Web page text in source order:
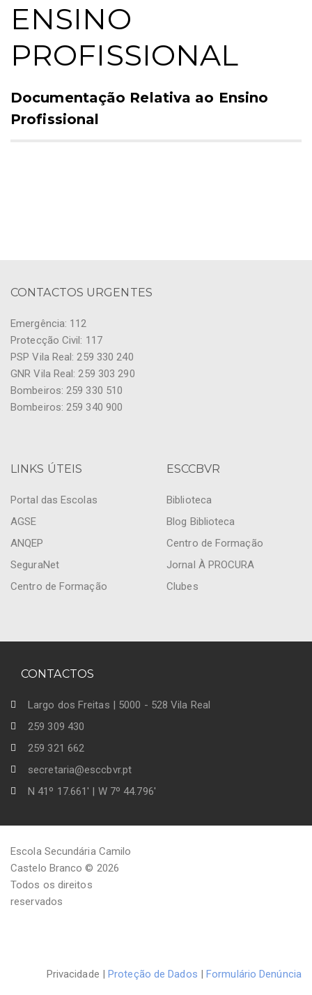
ENSINO
PROFISSIONAL
Documentação Relativa ao Ensino
Profissional
CONTACTOS URGENTES
Emergência: 112
Protecção Civil: 117
PSP Vila Real: 259 330 240
GNR Vila Real: 259 303 290
Bombeiros: 259 330 510
Bombeiros: 259 340 900
LINKS ÚTEIS
Portal das Escolas
AGSE
ANQEP
SeguraNet
Centro de Formação
ESCCBVR
Biblioteca
Blog Biblioteca
Centro de Formação
Jornal À PROCURA
Clubes
CONTACTOS
Largo dos Freitas | 5000 - 528 Vila Real
259 309 430
259 321 662
secretaria@esccbvr.pt
N 41º 17.661' | W 7º 44.796'
Escola Secundária Camilo
Castelo Branco © 2026
Todos os direitos
reservados
Privacidade |Proteção de Dados |Formulário Denúncia